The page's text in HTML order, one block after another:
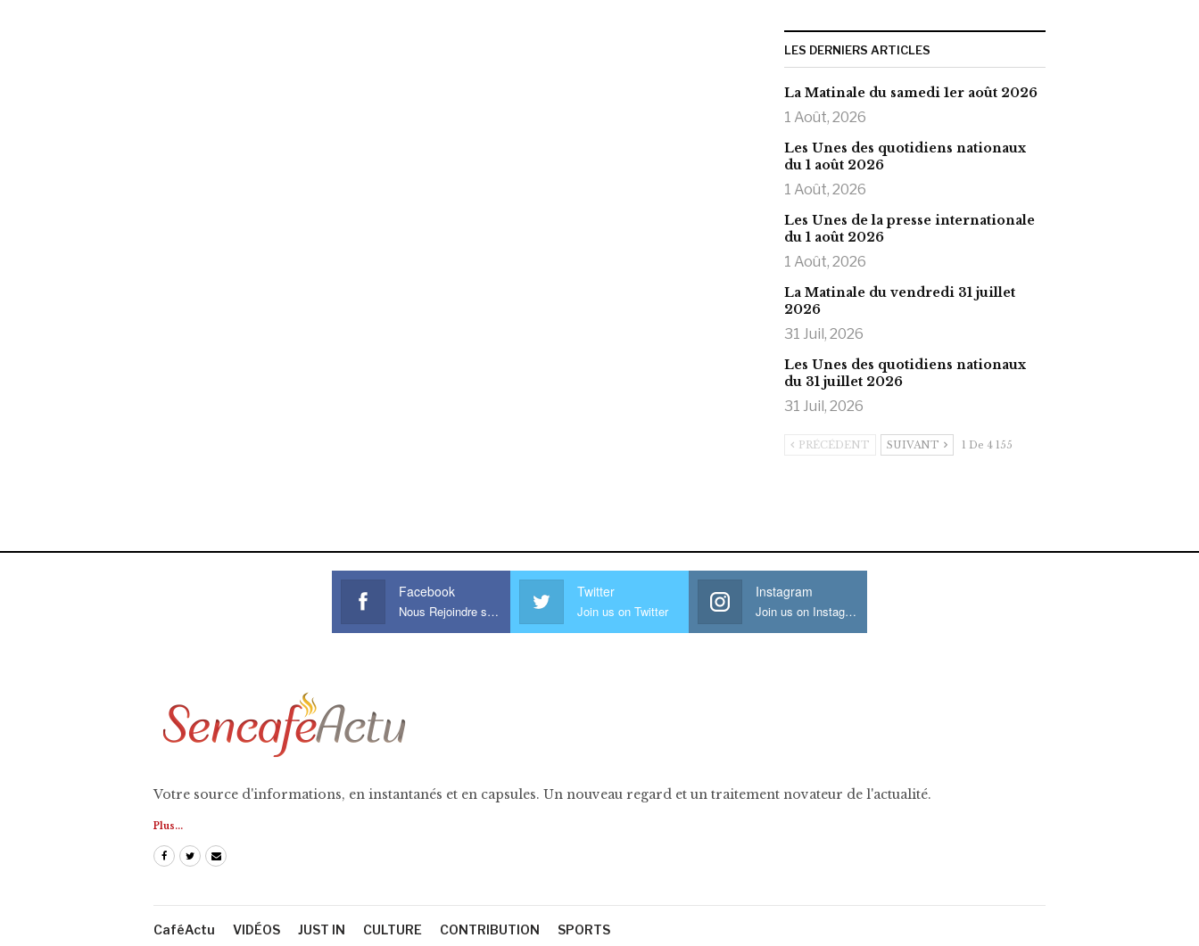
LES DERNIERS ARTICLES
La Matinale du samedi 1er août 2026
1 Août, 2026
Les Unes des quotidiens nationaux
du 1 août 2026
1 Août, 2026
Les Unes de la presse internationale
du 1 août 2026
1 Août, 2026
La Matinale du vendredi 31 juillet
2026
31 Juil, 2026
Les Unes des quotidiens nationaux
du 31 juillet 2026
31 Juil, 2026
PRÉCÉDENT SUIVANT 1 De 4 155
Facebook
Nous Rejoindre sur Facebook
Twitter
Join us on Twitter
Instagram
Join us on Instagram
Votre source d'informations, en instantanés et en capsules. Un nouveau regard et un traitement novateur de l'actualité.
Plus...
CaféActu VIDÉOS JUST IN CULTURE CONTRIBUTION SPORTS